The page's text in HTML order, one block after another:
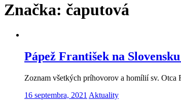
Značka: čaputová
Pápež František na
Zoznam všetkých príhovorov a homílií sv. Otca
16 septembra, 2021 Aktuality